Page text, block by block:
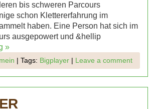
bis schweren Parcours
schon Klettererfahrung im
haben. Eine Person hat sich im
ausgepowert und &hellip
»
| Tags: Bigplayer | Leave a comment